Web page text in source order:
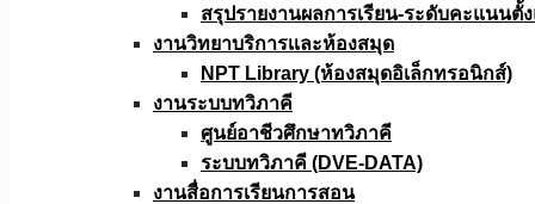
สรุปรายงานผลการเรียน-ระดับคะแนนตั้
งานวิทยาบริการเเละห้องสมุด
NPT Library (ห้องสมุดอิเล็กทรอนิกส์)
งานระบบทวิภาคี
ศูนย์อาชีวศึกษาทวิภาคี
ระบบทวิภาคี (DVE-DATA)
งานสื่อการเรียนการสอน